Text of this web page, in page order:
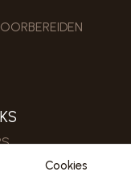
Cookies